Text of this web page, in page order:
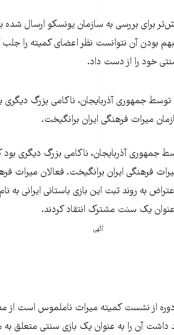
برای بررسی به سازمان یونسکو ارسال
بودن آن نتوانست نظر اعضای کمیته را جلب
خود را از دست داد.
جمهوری آذربایجان، ناکامی بزرگ
میراث فرهنگی ایران برانگیخت.
جمهوری آذربایجان، ناکامی بزرگ دیگری
فرهنگی ایران برانگیخت. فعالان میراث
به روند ثبت این بازی باستانی ایرانی به
یک سنت مشترک انتقاد کردند.
آگهی
دوره از نشست کمیته میراث ناملموس است از
داشت آن را به عنوان یک بازی سنتی متعلق به